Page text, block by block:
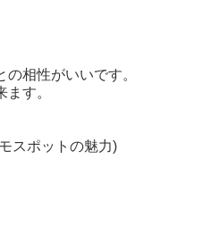
相性がいいです。
す。
スポットの魅力)